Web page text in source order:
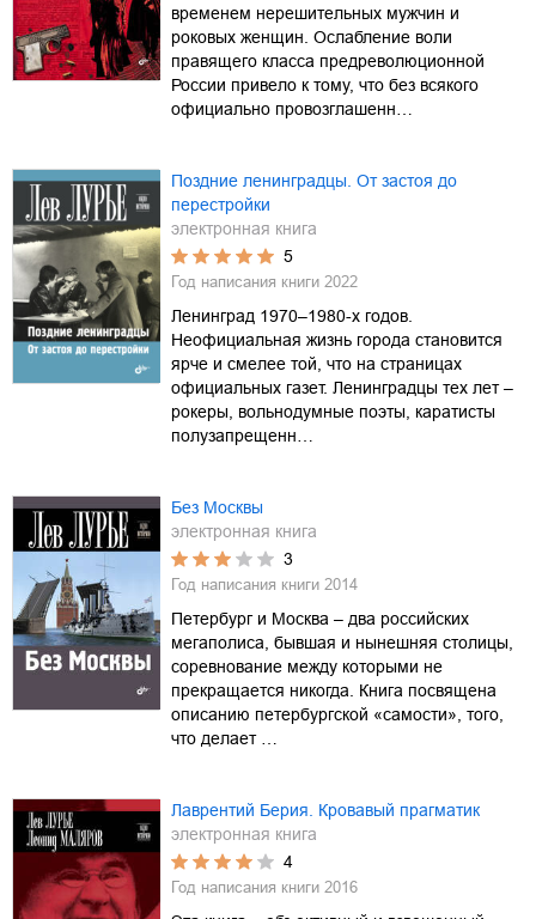
временем нерешительных мужчин и
роковых женщин. Ослабление воли
правящего класса предреволюционной
России привело к тому, что без всякого
официально провозглашенн…
Поздние ленинградцы. От застоя до
перестройки
электронная книга
5
Год написания книги 2022
Ленинград 1970–1980-х годов.
Неофициальная жизнь города становится
ярче и смелее той, что на страницах
официальных газет. Ленинградцы тех лет –
рокеры, вольнодумные поэты, каратисты
полузапрещенн…
Без Москвы
электронная книга
3
Год написания книги 2014
Петербург и Москва – два российских
мегаполиса, бывшая и нынешняя столицы,
соревнование между которыми не
прекращается никогда. Книга посвящена
описанию петербургской «самости», того,
что делает …
Лаврентий Берия. Кровавый прагматик
электронная книга
4
Год написания книги 2016